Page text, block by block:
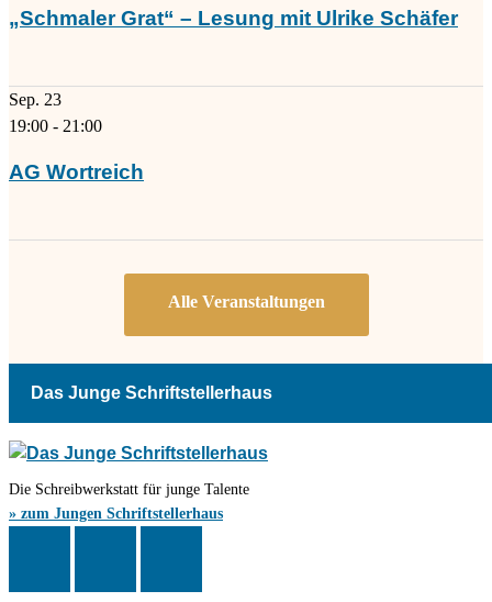
„Schmaler Grat“ – Lesung mit Ulrike Schäfer
Sep. 23
19:00 - 21:00
AG Wortreich
Das Junge Schriftstellerhaus
Die Schreibwerkstatt für junge Talente
» zum Jungen Schriftstellerhaus